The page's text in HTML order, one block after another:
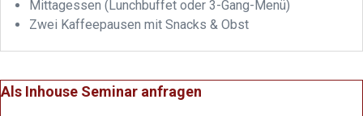
Mittagessen (Lunchbuffet oder 3-Gang-Menü)
Zwei Kaffeepausen mit Snacks & Obst
Als Inhouse Seminar anfragen